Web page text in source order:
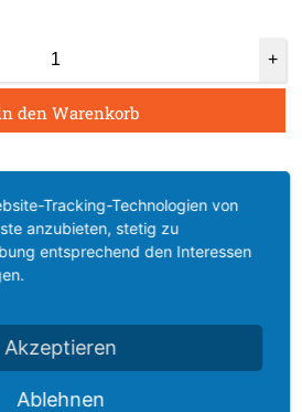
+
den Warenkorb
0
(12)
®
MwSt.)
Tracking-Technologien von
anzubieten, stetig zu
entsprechend den Interessen
Akzeptieren
Ablehnen